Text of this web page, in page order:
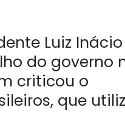
Luiz Inácio
do governo
criticou o
que